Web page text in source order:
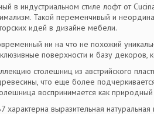
в индустриальном стиле лофт от
Такой переменчивый и
идей в дизайне мебели.
ни на что не похожий
поверхности и базу декоров,
столешниц из австрийского
что еще более
воспринимается как
выразительная